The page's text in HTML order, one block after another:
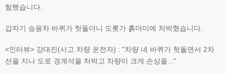
험했습니다.
갑자기 승용차 바퀴가 헛돌더니 도롯가 흙더미에 처박혔습니다.
<인터뷰> 강대진(사고 차량 운전자) : "차량 네 바퀴가 헛돌면서 2차
선을 지나 도로 경계석을 처박고 차량이 크게 손상을..."